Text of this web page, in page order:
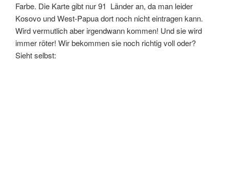
Farbe. Die Karte gibt nur 91 Länder an, da man leider
Kosovo und West-Papua dort noch nicht eintragen kann.
Wird vermutlich aber irgendwann kommen! Und sie wird
immer röter! Wir bekommen sie noch richtig voll oder?
Sieht selbst: